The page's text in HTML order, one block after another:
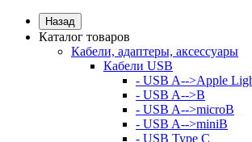
Назад
Каталог товаров
Кабели, адаптеры, аксессуары
Кабели USB
- USB A-->Apple
- USB A-->B
- USB A-->microB
- USB A-->miniB
- USB Type C